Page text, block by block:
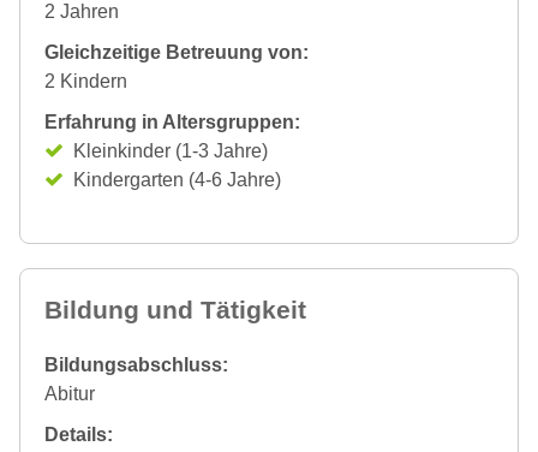
2 Jahren
Gleichzeitige Betreuung von:
2 Kindern
Erfahrung in Altersgruppen:
Kleinkinder (1-3 Jahre)
Kindergarten (4-6 Jahre)
Bildung und Tätigkeit
Bildungsabschluss:
Abitur
Details: